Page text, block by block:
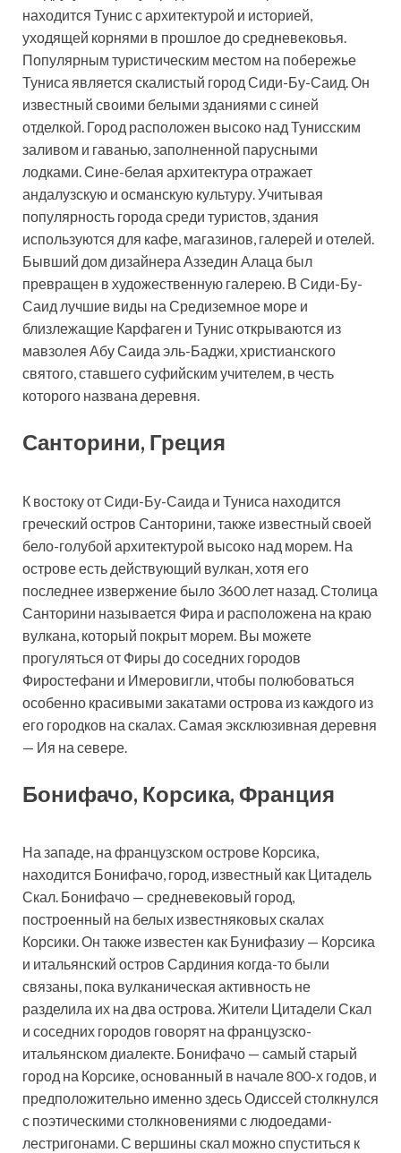
находится Тунис с архитектурой и историей,
уходящей корнями в прошлое до средневековья.
Популярным туристическим местом на побережье
Туниса является скалистый город Сиди-Бу-Саид. Он
известный своими белыми зданиями с синей
отделкой. Город расположен высоко над Тунисским
заливом и гаванью, заполненной парусными
лодками. Сине-белая архитектура отражает
андалузскую и османскую культуру. Учитывая
популярность города среди туристов, здания
используются для кафе, магазинов, галерей и отелей.
Бывший дом дизайнера Аззедин Алаца был
превращен в художественную галерею. В Сиди-Бу-
Саид лучшие виды на Средиземное море и
близлежащие Карфаген и Тунис открываются из
мавзолея Абу Саида эль-Баджи, христианского
святого, ставшего суфийским учителем, в честь
которого названа деревня.
Санторини, Греция
К востоку от Сиди-Бу-Саида и Туниса находится
греческий остров Санторини, также известный своей
бело-голубой архитектурой высоко над морем. На
острове есть действующий вулкан, хотя его
последнее извержение было 3600 лет назад. Столица
Санторини называется Фира и расположена на краю
вулкана, который покрыт морем. Вы можете
прогуляться от Фиры до соседних городов
Фиростефани и Имеровигли, чтобы полюбоваться
особенно красивыми закатами острова из каждого из
его городков на скалах. Самая эксклюзивная деревня
— Ия на севере.
Бонифачо, Корсика, Франция
На западе, на французском острове Корсика,
находится Бонифачо, город, известный как Цитадель
Скал. Бонифачо — средневековый город,
построенный на белых известняковых скалах
Корсики. Он также известен как Бунифазиу — Корсика
и итальянский остров Сардиния когда-то были
связаны, пока вулканическая активность не
разделила их на два острова. Жители Цитадели Скал
и соседних городов говорят на французско-
итальянском диалекте. Бонифачо — самый старый
город на Корсике, основанный в начале 800-х годов, и
предположительно именно здесь Одиссей столкнулся
с поэтическими столкновениями с людоедами-
лестригонами. С вершины скал можно спуститься к